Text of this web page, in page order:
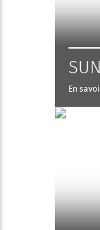
En